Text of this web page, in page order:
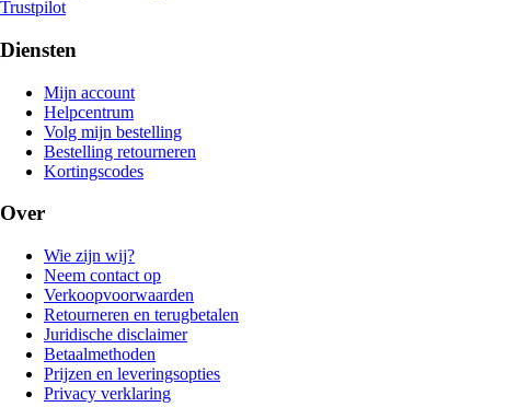
Trustpilot
Diensten
Mijn account
Helpcentrum
Volg mijn bestelling
Bestelling retourneren
Kortingscodes
Over
Wie zijn wij?
Neem contact op
Verkoopvoorwaarden
Retourneren en terugbetalen
Juridische disclaimer
Betaalmethoden
Prijzen en leveringsopties
Privacy verklaring